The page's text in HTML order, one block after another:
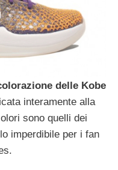
delle Kobe
interamente alla
sono quelli dei
imperdibile per i fan